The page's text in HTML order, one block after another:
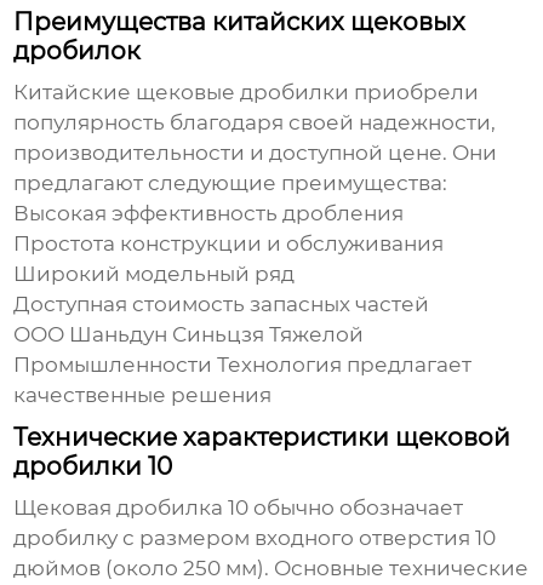
Преимущества китайских щековых
дробилок
Китайские щековые дробилки приобрели
популярность благодаря своей надежности,
производительности и доступной цене. Они
предлагают следующие преимущества:
Высокая эффективность дробления
Простота конструкции и обслуживания
Широкий модельный ряд
Доступная стоимость запасных частей
ООО Шаньдун Синьцзя Тяжелой
Промышленности Технология предлагает
качественные решения
Технические характеристики щековой
дробилки 10
Щековая дробилка 10 обычно обозначает
дробилку с размером входного отверстия 10
дюймов (около 250 мм). Основные технические